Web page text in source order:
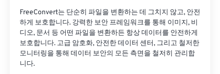
FreeConvert는 단순히 파일을 변환하는 데 그치지 않고, 안전
하게 보호합니다. 강력한 보안 프레임워크를 통해 이미지, 비
디오, 문서 등 어떤 파일을 변환하든 항상 데이터를 안전하게
보호합니다. 고급 암호화, 안전한 데이터 센터, 그리고 철저한
모니터링을 통해 데이터 보안의 모든 측면을 철저히 관리합
니다.